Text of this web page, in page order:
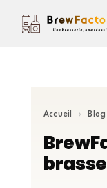
Accueil › Blog